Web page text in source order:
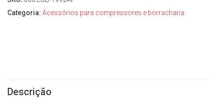
Categoria: Acessórios para compressores e borracharia
Descrição